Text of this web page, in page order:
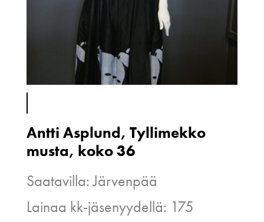
Antti Asplund, Tyllimekko
musta, koko 36
Saatavilla: Järvenpää
Lainaa kk-jäsenyydellä: 175